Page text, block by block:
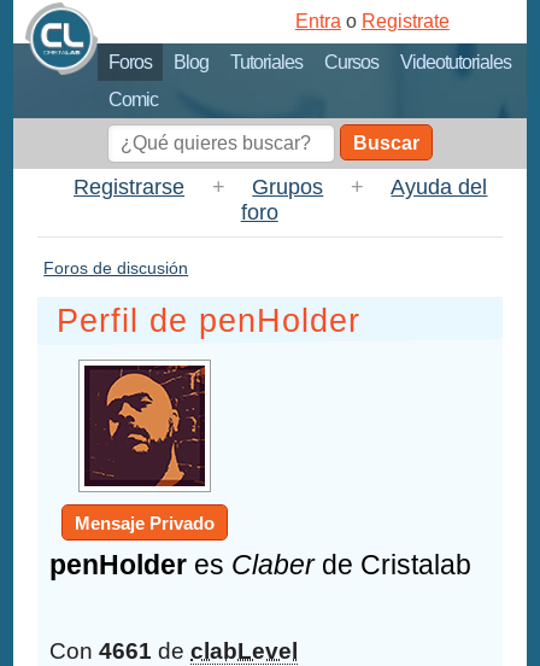
Foros Blog Tutoriales Cursos
Videotutoriales
Comic
Entra o Registrate
Buscar
Registrarse + Grupos +
Ayuda del
foro
Foros de discusión
Perfil de penHolder
Mensaje Privado
penHolder es Claberde Cristalab
Con4661 declabLevel